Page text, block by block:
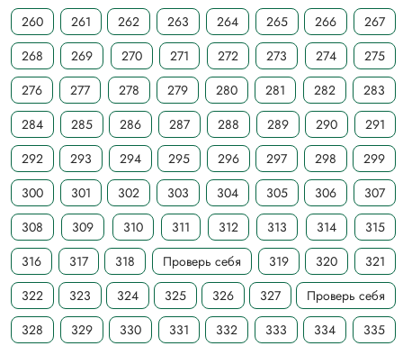
260 261 262 263 264 265 266
267
268
269 270 271 272 273 274
275
276
277 278 279 280 281 282
283
284
285 286 287 288 289 290
291
292
293 294 295 296 297 298
299
300
301 302 303 304 305 306
307
308
309 310 311 312 313 314
315
316
317 318 Проверь себя 319 320
321
322
323 324 325 326 327
Проверь себя
328
329 330 331 332 333 334
335